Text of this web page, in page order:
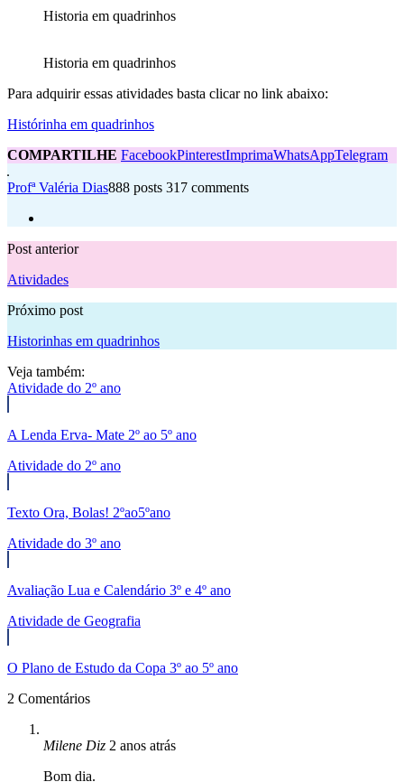
Historia em quadrinhos
Historia em quadrinhos
Para adquirir essas atividades basta clicar no link abaixo:
Histórinha em quadrinhos
COMPARTILHE FacebookPinterestImprimaWhatsAppTelegram
Profª Valéria Dias888 posts 317 comments
Post anterior
Atividades
Próximo post
Historinhas em quadrinhos
Veja também:
Atividade do 2º ano
A Lenda Erva- Mate 2º ao 5º ano
Atividade do 2º ano
Texto Ora, Bolas! 2ºao5ºano
Atividade do 3º ano
Avaliação Lua e Calendário 3º e 4º ano
Atividade de Geografia
O Plano de Estudo da Copa 3º ao 5º ano
2 Comentários
Milene Diz 2 anos atrás
Bom dia.